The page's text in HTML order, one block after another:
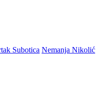
Subotica Nemanja Nikolić